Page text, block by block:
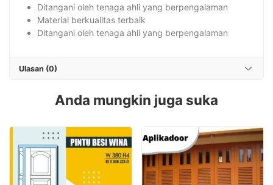
Ditangani oleh tenaga ahli yang berpengalaman
Material berkualitas terbaik
Ditangani oleh tenaga ahli yang berpengalaman
Ulasan (0)
Anda mungkin juga suka